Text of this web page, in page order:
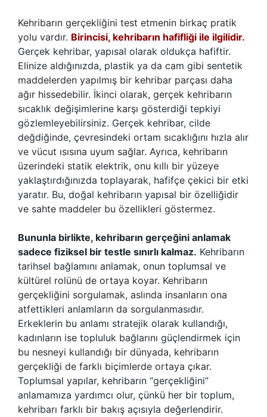
Kehribarın gerçekliğini test etmenin birkaç pratik
yolu vardır. Birincisi, kehribarın hafifliği ile ilgilidir.
Gerçek kehribar, yapısal olarak oldukça hafiftir.
Elinize aldığınızda, plastik ya da cam gibi sentetik
maddelerden yapılmış bir kehribar parçası daha
ağır hissedebilir. İkinci olarak, gerçek kehribarın
sıcaklık değişimlerine karşı gösterdiği tepkiyi
gözlemleyebilirsiniz. Gerçek kehribar, cilde
değdiğinde, çevresindeki ortam sıcaklığını hızla alır
ve vücut ısısına uyum sağlar. Ayrıca, kehribarın
üzerindeki statik elektrik, onu kıllı bir yüzeye
yaklaştırdığınızda toplayarak, hafifçe çekici bir etki
yaratır. Bu, doğal kehribarın yapısal bir özelliğidir
ve sahte maddeler bu özellikleri göstermez.
Bununla birlikte, kehribarın gerçeğini anlamak
sadece fiziksel bir testle sınırlı kalmaz. Kehribarın
tarihsel bağlamını anlamak, onun toplumsal ve
kültürel rolünü de ortaya koyar. Kehribarın
gerçekliğini sorgulamak, aslında insanların ona
atfettikleri anlamların da sorgulanmasıdır.
Erkeklerin bu anlamı stratejik olarak kullandığı,
kadınların ise topluluk bağlarını güçlendirmek için
bu nesneyi kullandığı bir dünyada, kehribarın
gerçekliği de farklı biçimlerde ortaya çıkar.
Toplumsal yapılar, kehribarın “gerçekliğini”
anlamamıza yardımcı olur, çünkü her bir toplum,
kehribarı farklı bir bakış açısıyla değerlendirir.